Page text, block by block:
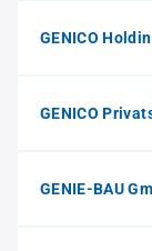
GENICO
GENICO
GENIE-BAU